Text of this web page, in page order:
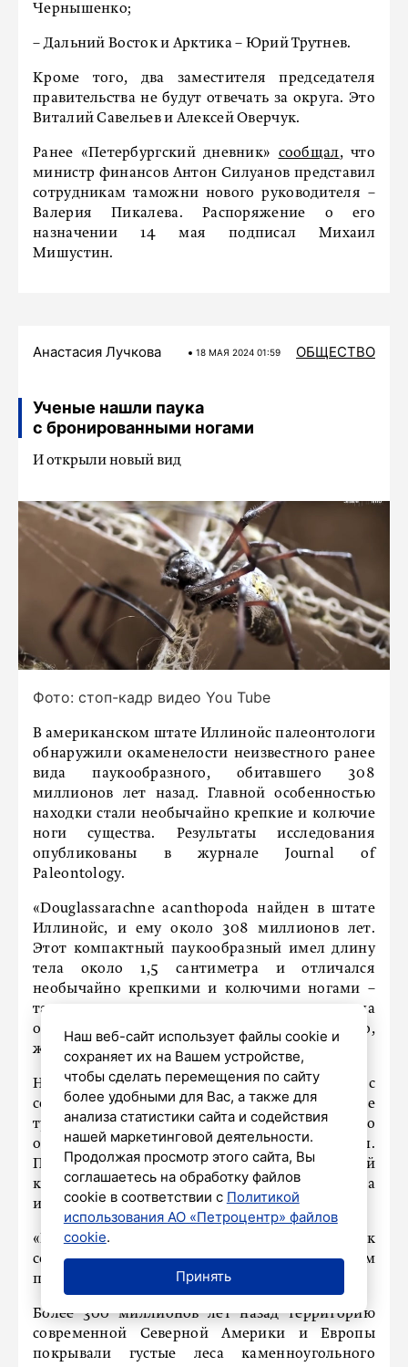
Чернышенко;
– Дальний Восток и Арктика – Юрий Трутнев.
Кроме того, два заместителя председателя
правительства не будут отвечать за округа. Это
Виталий Савельев и Алексей Оверчук.
Ранее «Петербургский дневник» сообщал, что
министр финансов Антон Силуанов представил
сотрудникам таможни нового руководителя –
Валерия Пикалева. Распоряжение о его
назначении 14 мая подписал Михаил
Мишустин.
Анастасия Лучкова 18 МАЯ 2024 01:59 ОБЩЕСТВО
Ученые нашли паука
с бронированными ногами
И открыли новый вид
Фото: стоп-кадр видео You Tube
В американском штате Иллинойс палеонтологи
обнаружили окаменелости неизвестного ранее
вида паукообразного, обитавшего 308
миллионов лет назад. Главной особенностью
находки стали необычайно крепкие и колючие
ноги существа. Результаты исследования
опубликованы в журнале Journal of
Paleontology.
«Douglassarachne acanthopoda найден в штате
Иллинойс, и ему около 308 миллионов лет.
Этот компактный паукообразный имел длину
тела около 1,5 сантиметра и отличался
необычайно крепкими и колючими ногами –
такими, что он совершенно не похож ни на
одного другого известного паукообразного,
живого или вымершего», – сообщили ученые.
Несмотря на некоторое сходство ног с
современными сенокосцами, строение
туловища найденного паукообразного сильно
отличается от любых известных групп.
Палеонтологи затрудняются с точной
классификацией находки из-за недостатка
информации.
«Возможно, D. acanthopoda был близок
современным телифонам или жгутоногим
паукам», – предполагают исследователи.
Более 300 миллионов лет назад территорию
современной Северной Америки и Европы
покрывали густые леса каменноугольного
Наш веб-сайт использует файлы cookie и
сохраняет их на Вашем устройстве,
чтобы сделать перемещения по сайту
более удобными для Вас, а также для
анализа статистики сайта и содействия
нашей маркетинговой деятельности.
Продолжая просмотр этого сайта, Вы
соглашаетесь на обработку файлов
cookie в соответствии с Политикой
использования АО «Петроцентр» файлов
cookie.
Принять